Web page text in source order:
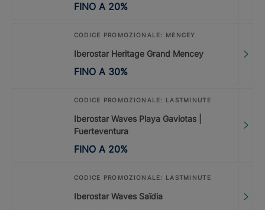
FINO A 20%
CODICE PROMOZIONALE: MENCEY
Iberostar Heritage Grand Mencey
FINO A 30%
CODICE PROMOZIONALE: LASTMINUTE
Iberostar Waves Playa Gaviotas |
Fuerteventura
FINO A 20%
CODICE PROMOZIONALE: LASTMINUTE
Iberostar Waves Saïdia